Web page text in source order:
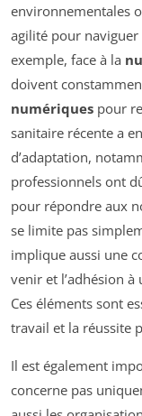
environnementales
agilité pour naviguer
exemple, face à la
doivent
numériques pour
sanitaire récente a
d’adaptation,
professionnels ont
pour répondre aux
se limite pas
implique aussi une
venir et l’adhésion à
Ces éléments sont
travail et la réussite
Il est également
concerne pas